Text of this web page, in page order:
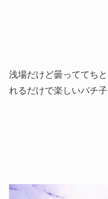
浅場だけど曇っててち
れるだけで楽しいパチ